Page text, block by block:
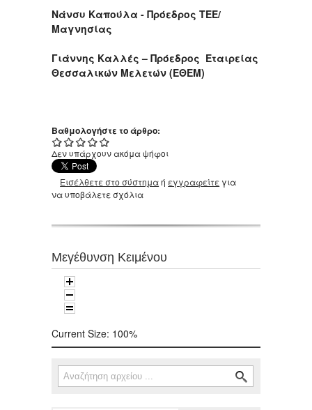
Νάνσυ Καπούλα - Πρόεδρος ΤΕΕ/
Μαγνησίας
Γιάννης Καλλές – Πρόεδρος Εταιρείας
Θεσσαλικών Μελετών (ΕΘΕΜ)
Βαθμολογήστε το άρθρο:
Δεν υπάρχουν ακόμα ψήφοι
Εισέλθετε στο σύστημαή εγγραφείτε για
να υποβάλετε σχόλια
Μεγέθυνση Κειμένου
Current Size: 100%
Φόρμα αναζήτησης
Αναζήτηση